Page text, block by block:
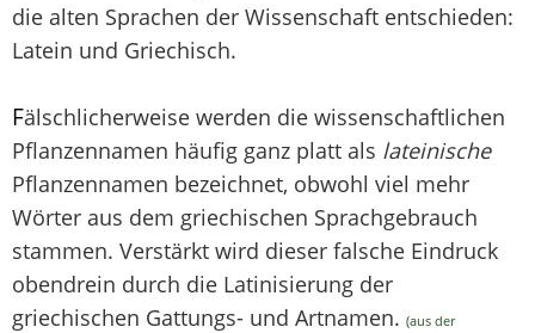
die alten Sprachen der Wissenschaft entschieden:
Latein und Griechisch.
Fälschlicherweise werden die wissenschaftlichen
Pflanzennamen häufig ganz platt als lateinische
Pflanzennamen bezeichnet, obwohl viel mehr
Wörter aus dem griechischen Sprachgebrauch
stammen. Verstärkt wird dieser falsche Eindruck
obendrein durch die Latinisierung der
griechischen Gattungs- und Artnamen. (aus der